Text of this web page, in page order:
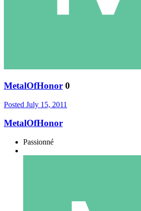
MetalOfHonor 0
Posted July 15, 2011
MetalOfHonor
Passionné